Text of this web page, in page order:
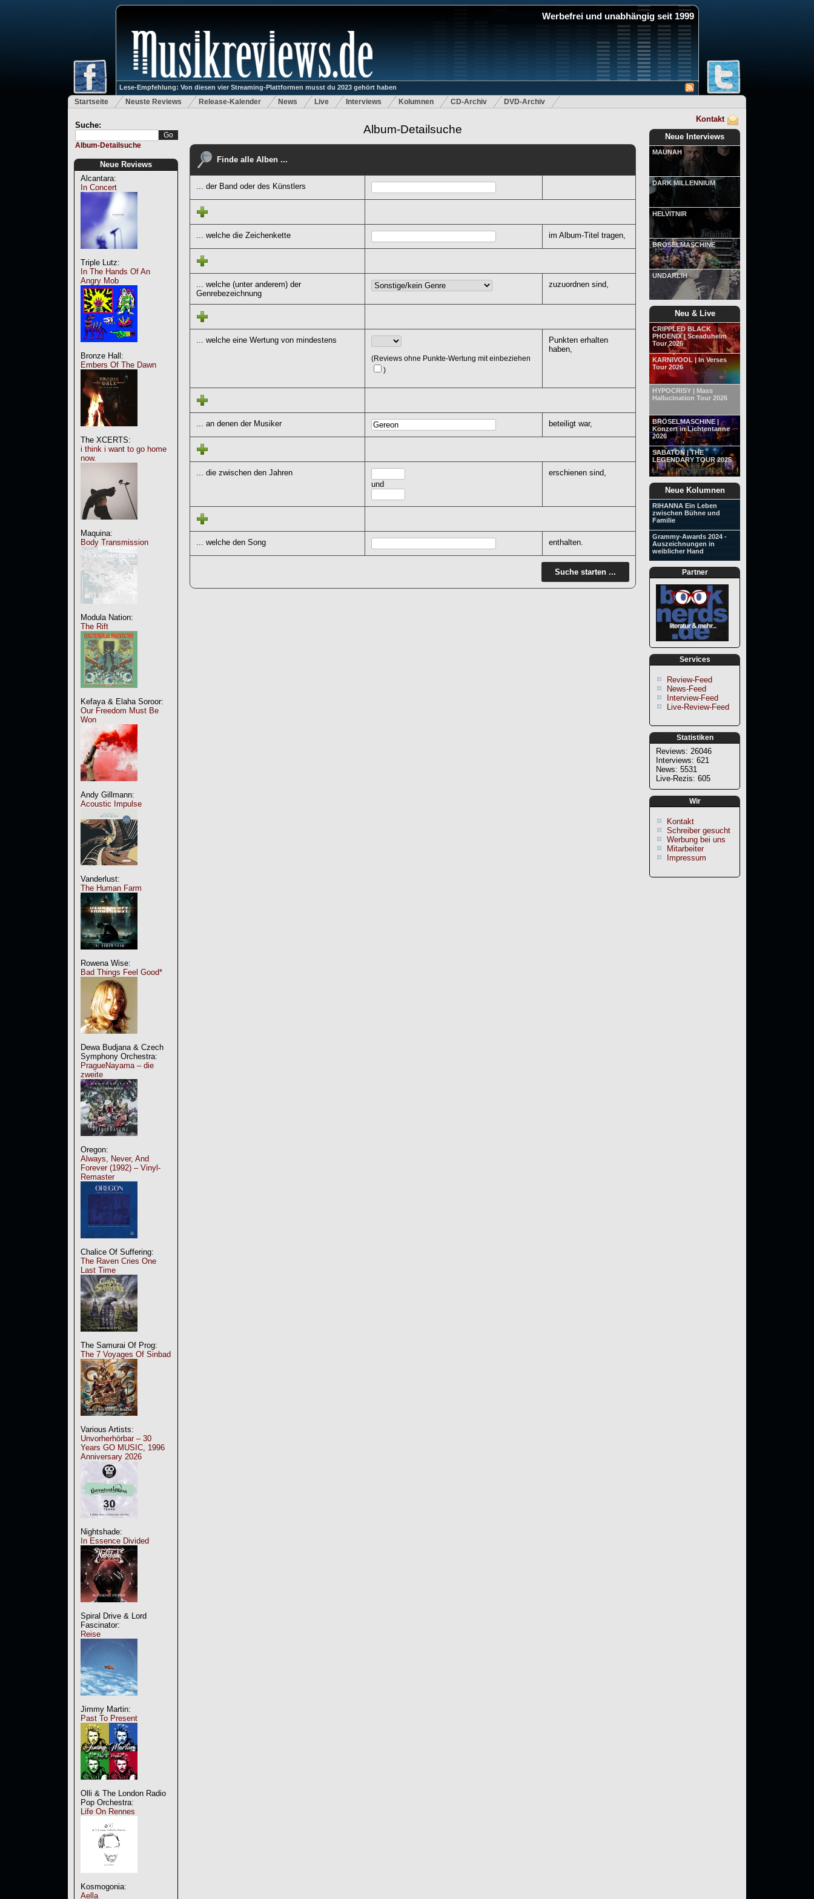
Werbefrei und unabhängig seit 1999
Lese-Empfehlung: Von diesen vier Streaming-Plattformen musst du 2023 gehört haben
Startseite Neuste Reviews Release-Kalender News Live Interviews Kolumnen CD-Archiv DVD-Archiv
Suche:
Album-Detailsuche
Neue Reviews
Alcantara:
In Concert
Triple Lutz:
In The Hands Of An
Angry Mob
Bronze Hall:
Embers Of The Dawn
The XCERTS:
i think i want to go home
now.
Maquina:
Body Transmission
Modula Nation:
The Rift
Kefaya & Elaha Soroor:
Our Freedom Must Be
Won
Andy Gillmann:
Acoustic Impulse
Vanderlust:
The Human Farm
Rowena Wise:
Bad Things Feel Good*
Dewa Budjana & Czech
Symphony Orchestra:
PragueNayama – die
zweite
Oregon:
Always, Never, And
Forever (1992) – Vinyl-
Remaster
Chalice Of Suffering:
The Raven Cries One
Last Time
The Samurai Of Prog:
The 7 Voyages Of Sinbad
Various Artists:
Unvorherhörbar – 30
Years GO MUSIC, 1996
Anniversary 2026
Nightshade:
In Essence Divided
Spiral Drive & Lord
Fascinator:
Reise
Jimmy Martin:
Past To Present
Olli & The London Radio
Pop Orchestra:
Life On Rennes
Kosmogonia:
Aella
Kontakt
Neue Interviews
MAUNAH
DARK MILLENNIUM
HELVITNIR
BRÖSELMASCHINE
UNDARLIH
Neu & Live
CRIPPLED BLACK
PHOENIX | Sceaduhelm
Tour 2026
KARNIVOOL | In Verses
Tour 2026
HYPOCRISY | Mass
Hallucination Tour 2026
BRÖSELMASCHINE |
Konzert in Lichtentanne
2026
SABATON | THE
LEGENDARY TOUR 2025
Neue Kolumnen
RIHANNA Ein Leben
zwischen Bühne und
Familie
Grammy-Awards 2024 -
Auszeichnungen in
weiblicher Hand
Partner
Services
Review-Feed
News-Feed
Interview-Feed
Live-Review-Feed
Statistiken
Reviews: 26046
Interviews: 621
News: 5531
Live-Rezis: 605
Wir
Kontakt
Schreiber gesucht
Werbung bei uns
Mitarbeiter
Impressum
Album-Detailsuche
Finde alle Alben ...
... der Band oder des Künstlers
... welche die Zeichenkette im Album-Titel tragen,
... welche (unter anderem) der
Genrebezeichnung
zuzuordnen sind,
... welche eine Wertung von mindestens
(Reviews ohne Punkte-Wertung mit einbeziehen
)
Punkten erhalten
haben,
... an denen der Musiker beteiligt war,
... die zwischen den Jahren
und
erschienen sind,
... welche den Song enthalten.